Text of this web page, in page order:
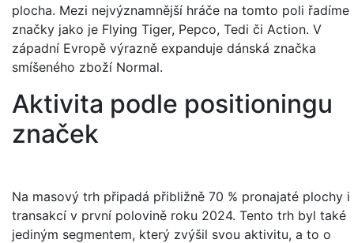
plocha. Mezi nejvýznamnější hráče na tomto poli řadíme
značky jako je Flying Tiger, Pepco, Tedi či Action. V
západní Evropě výrazně expanduje dánská značka
smíšeného zboží Normal.
Aktivita podle positioningu
značek
Na masový trh připadá přibližně 70 % pronajaté plochy i
transakcí v první polovině roku 2024. Tento trh byl také
jediným segmentem, který zvýšil svou aktivitu, a to o